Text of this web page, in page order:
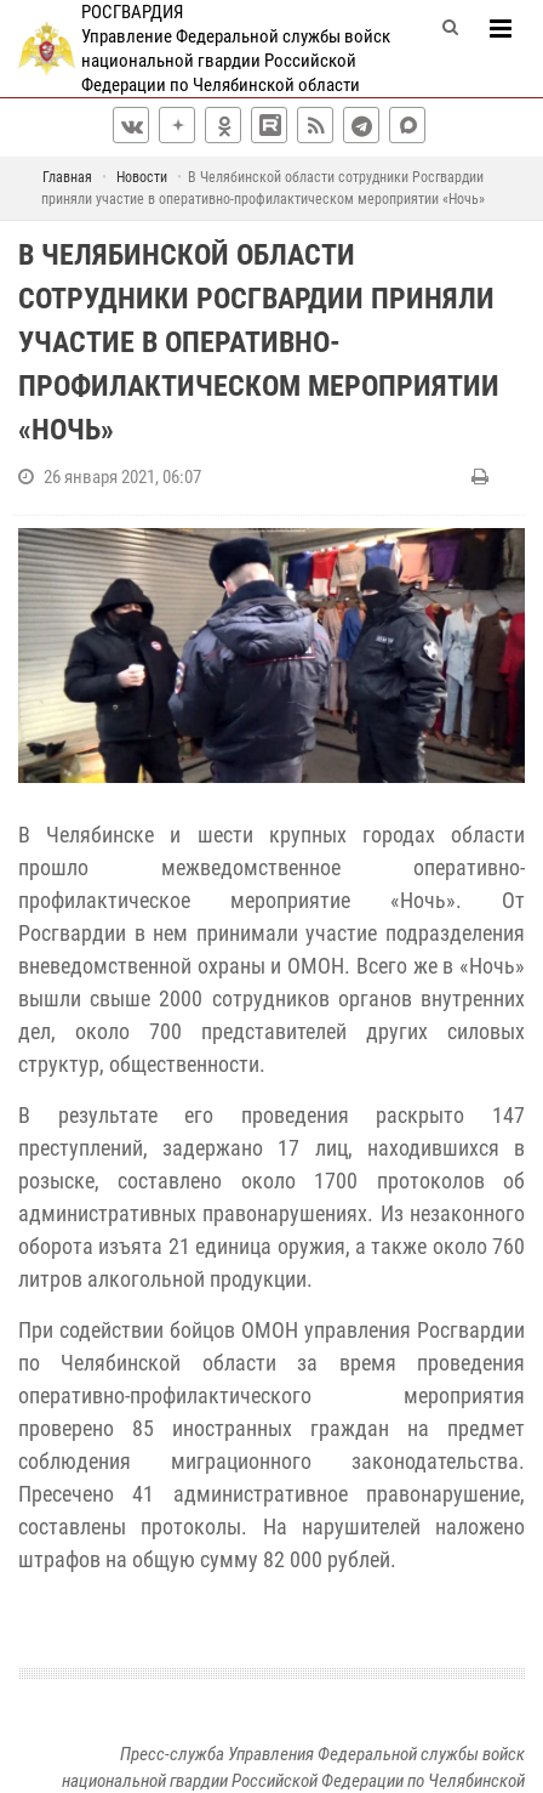
РОСГВАРДИЯ
Управление Федеральной службы войск
национальной гвардии Российской
Федерации по Челябинской области
Главная Новости
В Челябинской области сотрудники Росгвардии
приняли участие в оперативно-профилактическом мероприятии «Ночь»
В ЧЕЛЯБИНСКОЙ ОБЛАСТИ
СОТРУДНИКИ РОСГВАРДИИ ПРИНЯЛИ
УЧАСТИЕ В ОПЕРАТИВНО-
ПРОФИЛАКТИЧЕСКОМ МЕРОПРИЯТИИ
«НОЧЬ»
26 января 2021, 06:07
В Челябинске и шести крупных городах области
прошло межведомственное оперативно-
профилактическое мероприятие «Ночь». От
Росгвардии в нем принимали участие подразделения
вневедомственной охраны и ОМОН. Всего же в «Ночь»
вышли свыше 2000 сотрудников органов внутренних
дел, около 700 представителей других силовых
структур, общественности.
В результате его проведения раскрыто 147
преступлений, задержано 17 лиц, находившихся в
розыске, составлено около 1700 протоколов об
административных правонарушениях. Из незаконного
оборота изъята 21 единица оружия, а также около 760
литров алкогольной продукции.
При содействии бойцов ОМОН управления Росгвардии
по Челябинской области за время проведения
оперативно-профилактического мероприятия
проверено 85 иностранных граждан на предмет
соблюдения миграционного законодательства.
Пресечено 41 административное правонарушение,
составлены протоколы. На нарушителей наложено
штрафов на общую сумму 82 000 рублей.
Пресс-служба Управления Федеральной службы войск
национальной гвардии Российской Федерации по Челябинской